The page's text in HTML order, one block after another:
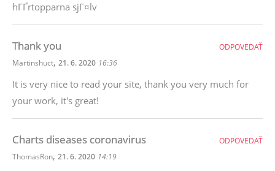
hГҐrtopparna sjГ¤lv
Thank you
Martinshuct, 21. 6. 2020 16:36
It is very nice to read your site, thank you very much for
your work, it's great!
ODPOVEDAŤ
Charts diseases coronavirus
ThomasRon, 21. 6. 2020 14:19
ODPOVEDAŤ